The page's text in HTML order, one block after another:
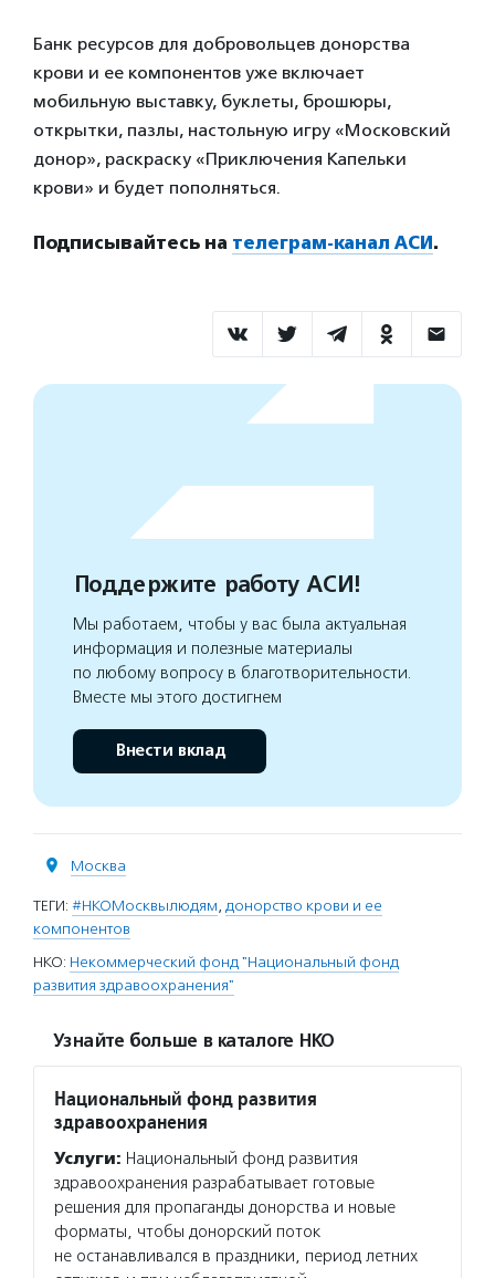
Банк ресурсов для добровольцев донорства
крови и ее компонентов уже включает
мобильную выставку, буклеты, брошюры,
открытки, пазлы, настольную игру «Московский
донор», раскраску «Приключения Капельки
крови» и будет пополняться.
Подписывайтесь на телеграм-канал АСИ.
Поддержите работу АСИ!
Мы работаем, чтобы у вас была актуальная
информация и полезные материалы
по любому вопросу в благотворительности.
Вместе мы этого достигнем
Внести вклад
Москва
ТЕГИ: #НКОМосквылюдям, донорство крови и ее
компонентов
НКО: Некоммерческий фонд "Национальный фонд
развития здравоохранения"
Узнайте больше в каталоге НКО
Национальный фонд развития
здравоохранения
Услуги: Национальный фонд развития
здравоохранения разрабатывает готовые
решения для пропаганды донорства и новые
форматы, чтобы донорский поток
не останавливался в праздники, период летних